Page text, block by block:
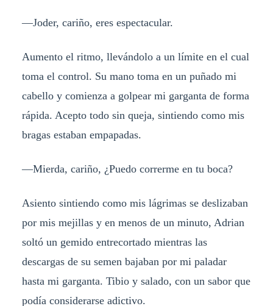
—Joder, cariño, eres espectacular.
Aumento el ritmo, llevándolo a un límite en el cual
toma el control. Su mano toma en un puñado mi
cabello y comienza a golpear mi garganta de forma
rápida. Acepto todo sin queja, sintiendo como mis
bragas estaban empapadas.
—Mierda, cariño, ¿Puedo correrme en tu boca?
Asiento sintiendo como mis lágrimas se deslizaban
por mis mejillas y en menos de un minuto, Adrian
soltó un gemido entrecortado mientras las
descargas de su semen bajaban por mi paladar
hasta mi garganta. Tibio y salado, con un sabor que
podía considerarse adictivo.